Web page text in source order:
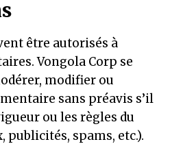
être autorisés à
Vongola Corp se
modifier ou
sans préavis s’il
ou les règles du
publicités, spams, etc.).